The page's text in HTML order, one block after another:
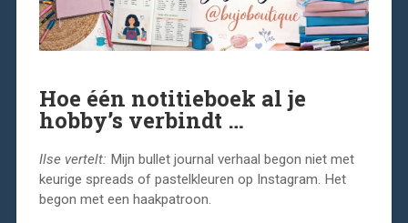
Hoe één notitieboek al je
hobby’s verbindt…
Ilse vertelt: Mijn bullet journal verhaal begon niet met
keurige spreads of pastelkleuren op Instagram. Het
begon met een haakpatroon.